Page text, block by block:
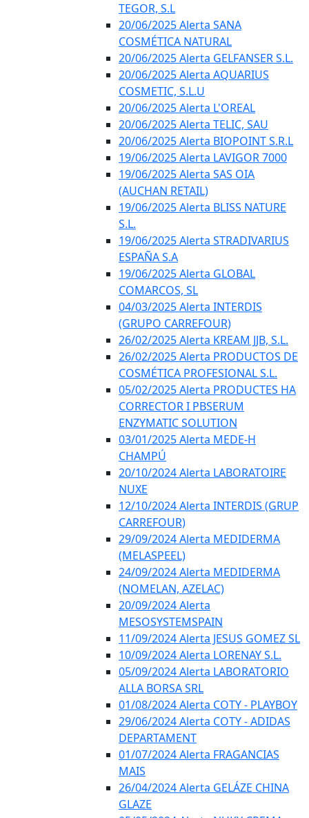
TEGOR, S.L
20/06/2025 Alerta SANA
COSMÉTICA NATURAL
20/06/2025 Alerta GELFANSER S.L.
20/06/2025 Alerta AQUARIUS
COSMETIC, S.L.U
20/06/2025 Alerta L'OREAL
20/06/2025 Alerta TELIC, SAU
20/06/2025 Alerta BIOPOINT S.R.L
19/06/2025 Alerta LAVIGOR 7000
19/06/2025 Alerta SAS OIA
(AUCHAN RETAIL)
19/06/2025 Alerta BLISS NATURE
S.L.
19/06/2025 Alerta STRADIVARIUS
ESPAÑA S.A
19/06/2025 Alerta GLOBAL
COMARCOS, SL
04/03/2025 Alerta INTERDIS
(GRUPO CARREFOUR)
26/02/2025 Alerta KREAM JJB, S.L.
26/02/2025 Alerta PRODUCTOS DE
COSMÉTICA PROFESIONAL S.L.
05/02/2025 Alerta PRODUCTES HA
CORRECTOR I PBSERUM
ENZYMATIC SOLUTION
03/01/2025 Alerta MEDE-H
CHAMPÚ
20/10/2024 Alerta LABORATOIRE
NUXE
12/10/2024 Alerta INTERDIS (GRUP
CARREFOUR)
29/09/2024 Alerta MEDIDERMA
(MELASPEEL)
24/09/2024 Alerta MEDIDERMA
(NOMELAN, AZELAC)
20/09/2024 Alerta
MESOSYSTEMSPAIN
11/09/2024 Alerta JESUS GOMEZ SL
10/09/2024 Alerta LORENAY S.L.
05/09/2024 Alerta LABORATORIO
ALLA BORSA SRL
01/08/2024 Alerta COTY - PLAYBOY
29/06/2024 Alerta COTY - ADIDAS
DEPARTAMENT
01/07/2024 Alerta FRAGANCIAS
MAIS
26/04/2024 Alerta GELÁZE CHINA
GLAZE